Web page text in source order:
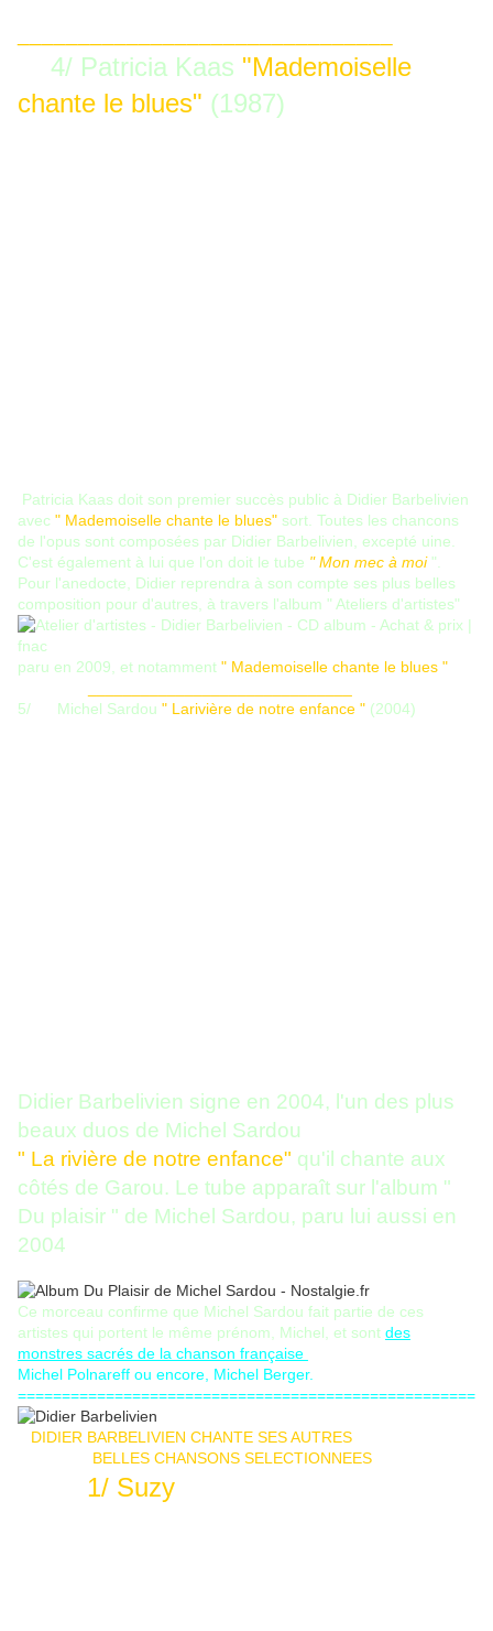
4/ Patricia Kaas "Mademoiselle
chante le blues" (1987)
Patricia Kaas doit son premier succès public à Didier Barbelivien
avec " Mademoiselle chante le blues" sort. Toutes les chancons
de l'opus sont composées par Didier Barbelivien, excepté uine.
C'est également à lui que l'on doit le tube " Mon mec à moi ".
Pour l'anedocte, Didier reprendra à son compte ses plus belles
composition pour d'autres, à travers l'album " Ateliers d'artistes"
paru en 2009, et notamment " Mademoiselle chante le blues "
5/ Michel Sardou " Larivière de notre enfance " (2004)
Didier Barbelivien signe en 2004, l'un des plus
beaux duos de Michel Sardou
" La rivière de notre enfance" qu'il chante aux
côtés de Garou. Le tube apparaît sur l'album "
Du plaisir " de Michel Sardou, paru lui aussi en
2004
Ce morceau confirme que Michel Sardou fait partie de ces
artistes qui portent le même prénom, Michel, et sont des
monstres sacrés de la chanson française
Michel Polnareff ou encore, Michel Berger.
====================================================
DIDIER BARBELIVIEN CHANTE SES AUTRES
BELLES CHANSONS SELECTIONNEES
1/ Suzy